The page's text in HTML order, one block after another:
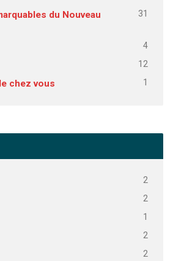
du Nouveau
31
4
12
chez vous 1
2
2
1
2
2